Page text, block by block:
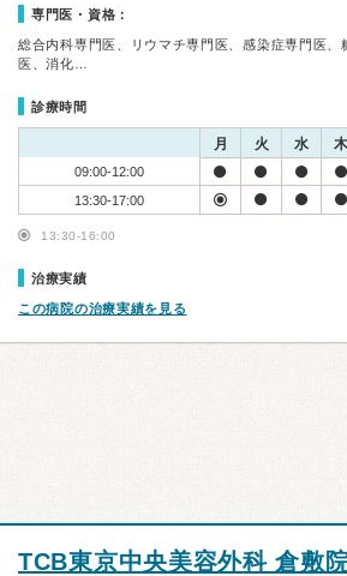
専門医・資格：
総合内科専門医、リウマチ専門医、感染症専門医、
医、消化…
診療時間
月 火 水 木
09:00-12:00
13:30-17:00
13:30-16:00
治療実績
この病院の治療実績を見る
TCB東京中央美容外科 倉敷